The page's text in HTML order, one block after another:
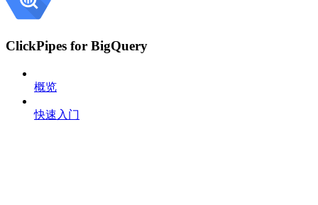
ClickPipes for BigQuery
概览
快速入门